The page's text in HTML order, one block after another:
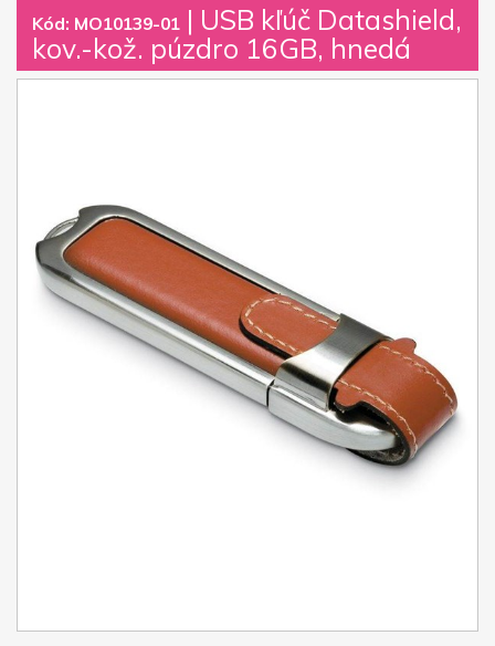
Kód: MO10139-01 | USB kľúč Datashield,
kov.-kož. púzdro 16GB, hnedá